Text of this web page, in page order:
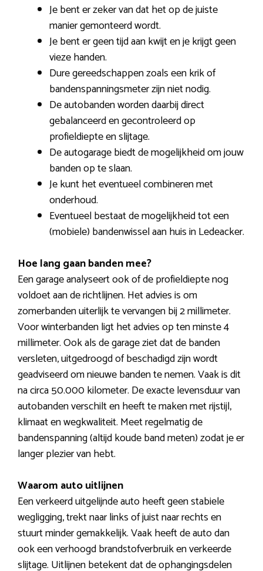
Je bent er zeker van dat het op de juiste
manier gemonteerd wordt.
Je bent er geen tijd aan kwijt en je krijgt geen
vieze handen.
Dure gereedschappen zoals een krik of
bandenspanningsmeter zijn niet nodig.
De autobanden worden daarbij direct
gebalanceerd en gecontroleerd op
profieldiepte en slijtage.
De autogarage biedt de mogelijkheid om jouw
banden op te slaan.
Je kunt het eventueel combineren met
onderhoud.
Eventueel bestaat de mogelijkheid tot een
(mobiele) bandenwissel aan huis in Ledeacker.
Hoe lang gaan banden mee?
Een garage analyseert ook of de profieldiepte nog
voldoet aan de richtlijnen. Het advies is om
zomerbanden uiterlijk te vervangen bij 2 millimeter.
Voor winterbanden ligt het advies op ten minste 4
millimeter. Ook als de garage ziet dat de banden
versleten, uitgedroogd of beschadigd zijn wordt
geadviseerd om nieuwe banden te nemen. Vaak is dit
na circa 50.000 kilometer. De exacte levensduur van
autobanden verschilt en heeft te maken met rijstijl,
klimaat en wegkwaliteit. Meet regelmatig de
bandenspanning (altijd koude band meten) zodat je er
langer plezier van hebt.
Waarom auto uitlijnen
Een verkeerd uitgelijnde auto heeft geen stabiele
wegligging, trekt naar links of juist naar rechts en
stuurt minder gemakkelijk. Vaak heeft de auto dan
ook een verhoogd brandstofverbruik en verkeerde
slijtage. Uitlijnen betekent dat de ophangingsdelen